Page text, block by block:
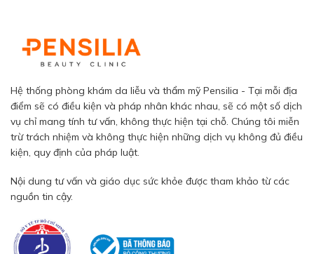
Hệ thống phòng khám da liễu và thẩm mỹ Pensilia - Tại mỗi địa
điểm sẽ có điều kiện và pháp nhân khác nhau, sẽ có một số dịch
vụ chỉ mang tính tư vấn, không thực hiện tại chỗ. Chúng tôi miễn
trừ trách nhiệm và không thực hiện những dịch vụ không đủ điều
kiện, quy định của pháp luật.
Nội dung tư vấn và giáo dục sức khỏe được tham khảo từ các
nguồn tin cậy.